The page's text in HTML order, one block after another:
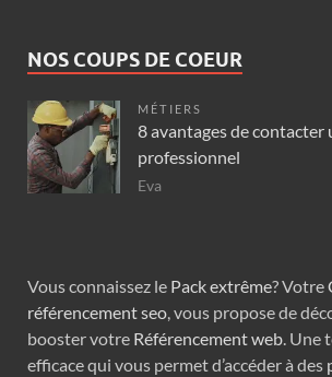
NOS COUPS DE COEUR
MÉTIERS
8 avantages de contacter
professionnel
Eva
Vous connaissez le Pack extrême? Votre
référencement seo, vous propose de
booster votre Référencement web. Une
efficace qui vous permet d’accéder à des